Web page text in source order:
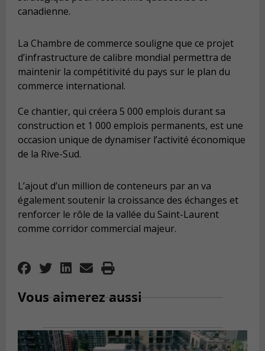
canadienne.
La Chambre de commerce souligne que ce projet
d’infrastructure de calibre mondial permettra de
maintenir la compétitivité du pays sur le plan du
commerce international.
Ce chantier, qui créera 5 000 emplois durant sa
construction et 1 000 emplois permanents, est une
occasion unique de dynamiser l’activité économique
de la Rive-Sud.
L’ajout d’un million de conteneurs par an va
également soutenir la croissance des échanges et
renforcer le rôle de la vallée du Saint-Laurent
comme corridor commercial majeur.
Vous aimerez aussi